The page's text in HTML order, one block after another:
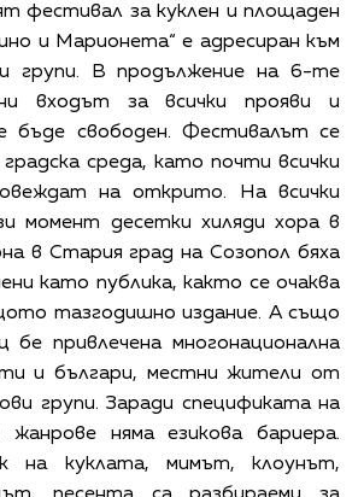
фестивал за куклен и площаден
и Марионета“ е адресиран към
групи. В продължение на 6-те
входът за всички прояви и
бъде свободен. Фестивалът се
среда, като почти всички
на открито. На всички
момент десетки хиляди хора в
в Стария град на Созопол бяха
като публика, както се очаква
тазгодишно издание. А също
бе привлечена многонационална
и българи, местни жители от
групи. Заради спецификата на
жанрове няма езикова бариера.
на куклата, мимът, клоунът,